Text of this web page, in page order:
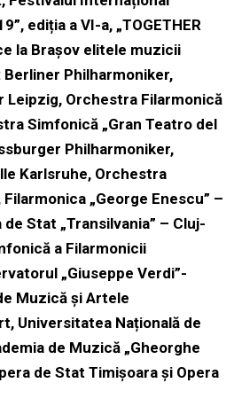
ediția a VI-a, „TOGETHER
la Brașov elitele muzicii
Berliner Philharmoniker,
Leipzig, Orchestra Filarmonică
Simfonică „Gran Teatro del
Philharmoniker,
Karlsruhe, Orchestra
„George Enescu” –
Stat „Transilvania” – Cluj-
a Filarmonicii
„Giuseppe Verdi”-
Muzică și Artele
Universitatea Națională de
de Muzică „Gheorghe
de Stat Timișoara și Opera